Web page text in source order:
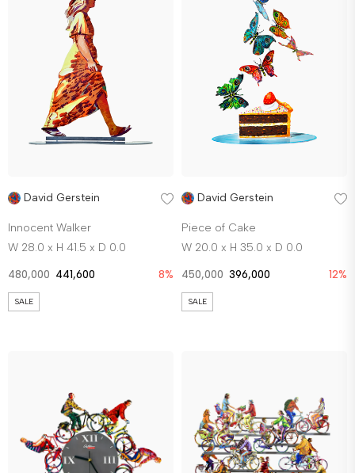
David Gerstein
Innocent Walker
W 28.0 x H 41.5 x D 0.0
480,000 441,600 8%
SALE
David Gerstein
Piece of Cake
W 20.0 x H 35.0 x D 0.0
450,000 396,000 12%
SALE